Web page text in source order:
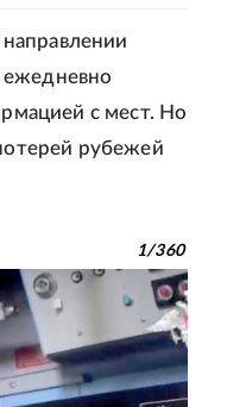
ежедневно
с мест. Но
рубежей
1/360